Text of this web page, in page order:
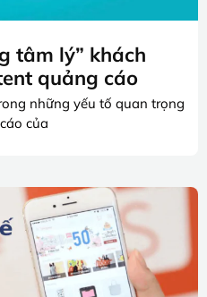
tâm lý” khách
quảng cáo
những yếu tố quan trọng
của